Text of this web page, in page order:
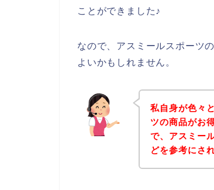
ことができました♪
なので、アスミールスポーツ
よいかもしれません。
私自身が色々
ツの商品がお
で、アスミー
どを参考にさ